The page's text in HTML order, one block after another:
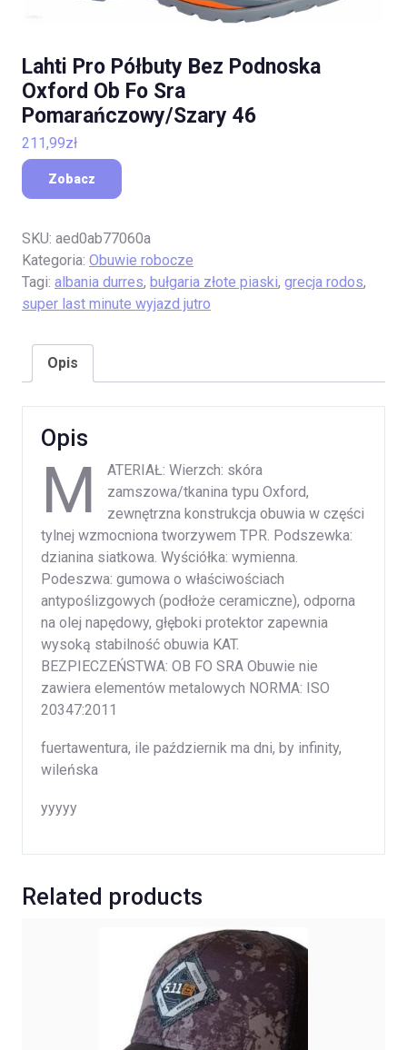
Lahti Pro Półbuty Bez Podnoska
Oxford Ob Fo Sra
Pomarańczowy/Szary 46
211,99zł
Zobacz
SKU: aed0ab77060a
Kategoria: Obuwie robocze
Tagi: albania durres, bułgaria złote piaski, grecja rodos,
super last minute wyjazd jutro
Opis
Opis
M
ATERIAŁ: Wierzch: skóra
zamszowa/tkanina typu Oxford,
zewnętrzna konstrukcja obuwia w części
tylnej wzmocniona tworzywem TPR. Podszewka:
dzianina siatkowa. Wyściółka: wymienna.
Podeszwa: gumowa o właściwościach
antypoślizgowych (podłoże ceramiczne), odporna
na olej napędowy, głęboki protektor zapewnia
wysoką stabilność obuwia KAT.
BEZPIECZEŃSTWA: OB FO SRA Obuwie nie
zawiera elementów metalowych NORMA: ISO
20347:2011
fuertawentura, ile październik ma dni, by infinity,
wileńska
yyyyy
Related products